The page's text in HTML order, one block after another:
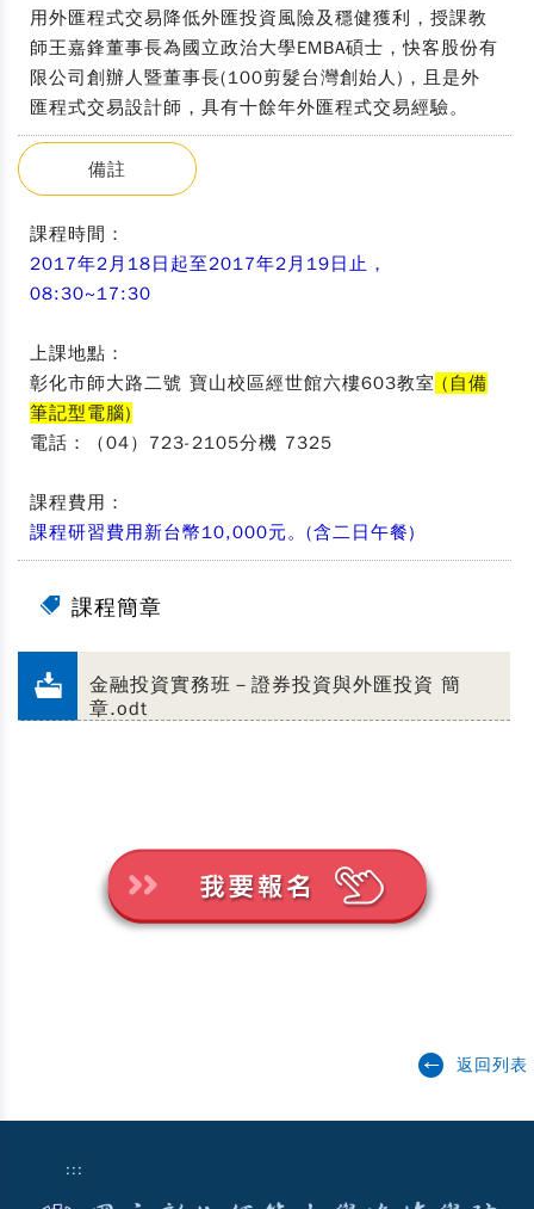
用外匯程式交易降低外匯投資風險及穩健獲利，授課教
師王嘉鋒董事長為國立政治大學EMBA碩士，快客股份有
限公司創辦人暨董事長(100剪髮台灣創始人)，且是外
匯程式交易設計師，具有十餘年外匯程式交易經驗。
備註
課程時間：
2017年2月18日起至2017年2月19日止，
08:30~17:30
上課地點：
彰化市師大路二號 寶山校區經世館六樓603教室 (自備
筆記型電腦)
電話：（04）723-2105分機 7325
課程費用：
課程研習費用新台幣10,000元。(含二日午餐)
課程簡章
金融投資實務班－證券投資與外匯投資 簡
章.odt
返回列表
:::